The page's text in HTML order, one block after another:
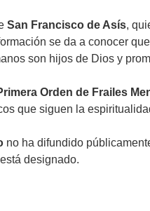
San Francisco de Asís,
se da a conocer
son hijos de Dios y
Orden de Frailes
que siguen la
no ha difundido
designado.